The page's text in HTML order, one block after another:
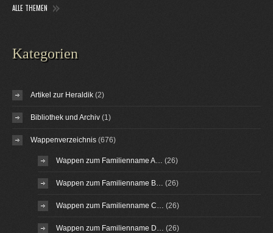
ALLE THEMEN
Kategorien
Artikel zur Heraldik (2)
Bibliothek und Archiv (1)
Wappenverzeichnis (676)
Wappen zum Familienname A… (26)
Wappen zum Familienname B… (26)
Wappen zum Familienname C… (26)
Wappen zum Familienname D… (26)